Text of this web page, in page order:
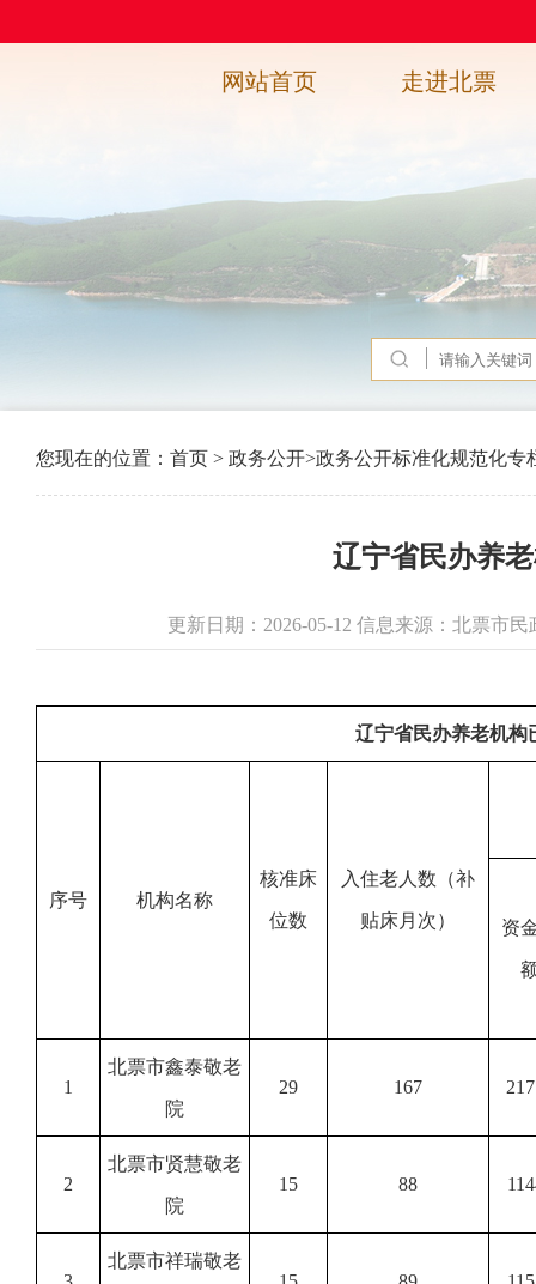
网站首页 走进北票
您现在的位置： 首页 > 政务公开>政务公开标准化规范化专
辽宁省民办养
更新日期：2026-05-12 信息来源：北票市
辽宁省民办养老机构
序号 机构名称
核准床
位数
入住老人数（补
贴床月次） 资
1
北票市鑫泰敬老
院
29 167
2
北票市贤慧敬老
院
15 88
北票市祥瑞敬老